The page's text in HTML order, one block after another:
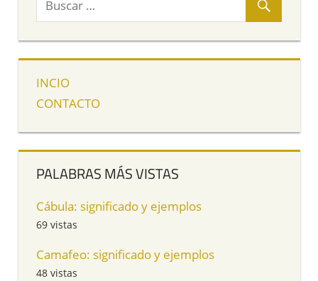
INCIO
CONTACTO
PALABRAS MÁS VISTAS
Cábula: significado y ejemplos
69 vistas
Camafeo: significado y ejemplos
48 vistas